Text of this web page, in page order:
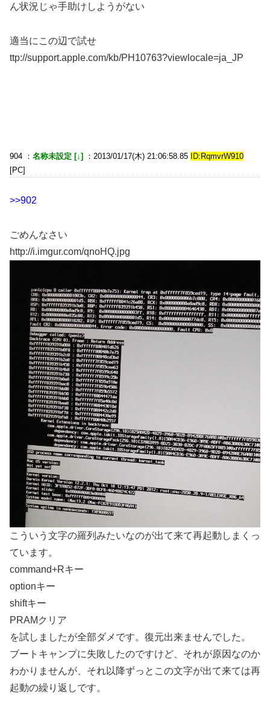
ん状況じゃ手助けしようがない
適当にこの辺で試せ
ttp://support.apple.com/kb/PH10763?viewlocale=ja_JP
904 ： 名称未設定 [↓] ：2013/01/17(木) 21:06:58.85
ID:RqmvrW910
[PC]
>>902
ごめんなさい
http://i.imgur.com/qnoHQ.jpg
こういう文字の羅列みたいなのが出て来て再起動しまくっ
ています。
command+Rキー
optionキー
shiftキー
PRAMクリア
を試しましたが全部ダメです。復元出来ませんでした。
ブートキャンプに失敗したのですけど、それが原因なのか
わかりませんが、それ以降ずっとこの文字が出て来ては再
起動の繰り返しです。